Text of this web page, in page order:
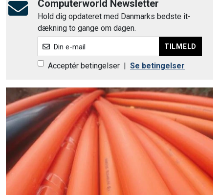
Computerworld Newsletter
Hold dig opdateret med Danmarks bedste it-
dækning to gange om dagen.
Din e-mail TILMELD
Acceptér betingelser | Se betingelser